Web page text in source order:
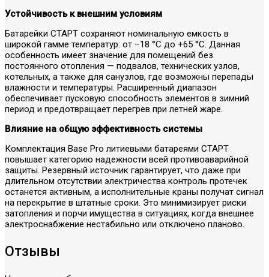
Устойчивость к внешним условиям
Батарейки СТАРТ сохраняют номинальную емкость в
широкой гамме температур: от –18 °C до +65 °C. Данная
особенность имеет значение для помещений без
постоянного отопления — подвалов, технических узлов,
котельных, а также для санузлов, где возможны перепады
влажности и температуры. Расширенный диапазон
обеспечивает пусковую способность элементов в зимний
период и предотвращает перегрев при летней жаре.
Влияние на общую эффективность системы
Комплектация Base Pro литиевыми батареями СТАРТ
повышает категорию надежности всей противоаварийной
защиты. Резервный источник гарантирует, что даже при
длительном отсутствии электричества контроль протечек
останется активным, а исполнительные краны получат сигнал
на перекрытие в штатные сроки. Это минимизирует риски
затопления и порчи имущества в ситуациях, когда внешнее
электроснабжение нестабильно или отключено планово.
Отзывы